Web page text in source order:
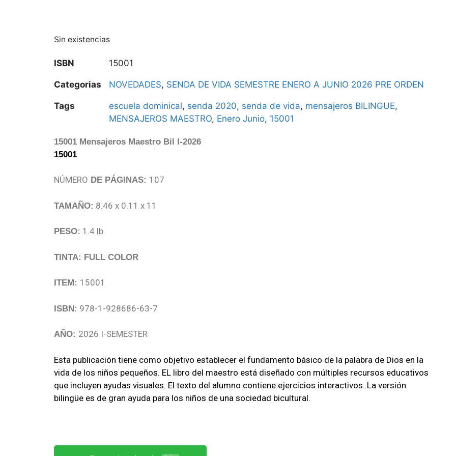
Sin existencias
ISBN 15001
Categorias NOVEDADES, SENDA DE VIDA SEMESTRE ENERO A JUNIO 2026 PRE ORDEN
Tags escuela dominical, senda 2020, senda de vida, mensajeros BILINGUE,
MENSAJEROS MAESTRO, Enero Junio, 15001
15001 Mensajeros Maestro Bil I-2026
15001
NÚMERO DE PÁGINAS: 107
TAMAÑO: 8.46 x 0.11 x 11
PESO: 1.4 lb
TINTA: FULL COLOR
ITEM: 15001
ISBN: 978-1-928686-63-7
AÑO: 2026 I-SEMESTER
Esta publicación tiene como objetivo establecer el fundamento básico de la palabra de Dios en la
vida de los niños pequeños. EL libro del maestro está diseñado con múltiples recursos educativos
que incluyen ayudas visuales. El texto del alumno contiene ejercicios interactivos. La versión
bilingüe es de gran ayuda para los niños de una sociedad bicultural.